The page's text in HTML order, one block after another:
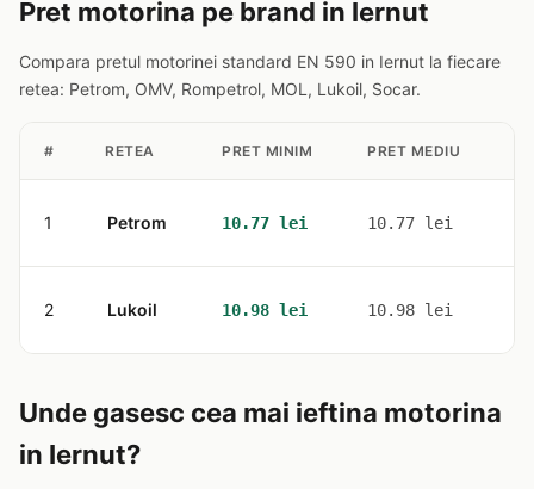
Pret motorina pe brand in Iernut
Compara pretul motorinei standard EN 590 in Iernut la fiecare
retea: Petrom, OMV, Rompetrol, MOL, Lukoil, Socar.
# RETEA PRET MINIM PRET MEDIU
1 Petrom 10.77 lei 10.77 lei
2 Lukoil 10.98 lei 10.98 lei
Unde gasesc cea mai ieftina motorina
in Iernut?